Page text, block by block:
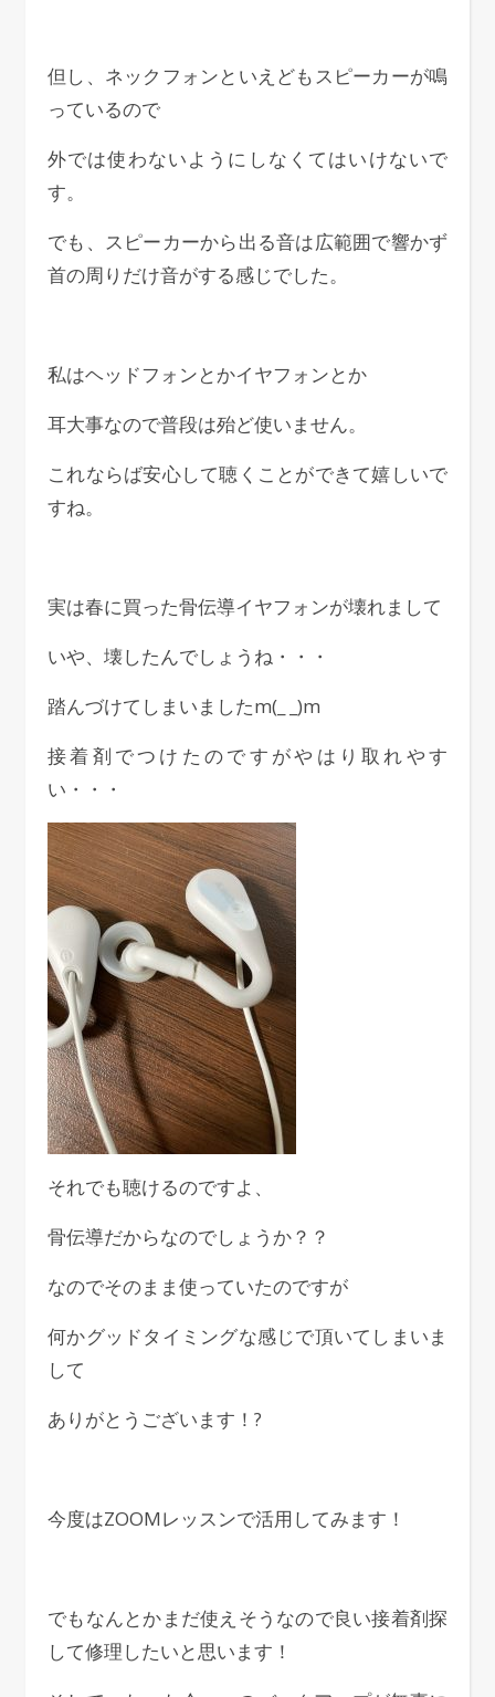
但し、ネックフォンといえどもスピーカーが鳴
っているので
外では使わないようにしなくてはいけないで
す。
でも、スピーカーから出る音は広範囲で響かず
首の周りだけ音がする感じでした。
私はヘッドフォンとかイヤフォンとか
耳大事なので普段は殆ど使いません。
これならば安心して聴くことができて嬉しいで
すね。
実は春に買った骨伝導イヤフォンが壊れまして
いや、壊したんでしょうね・・・
踏んづけてしまいましたm(_ _)m
接着剤でつけたのですがやはり取れやす
い・・・
それでも聴けるのですよ、
骨伝導だからなのでしょうか？？
なのでそのまま使っていたのですが
何かグッドタイミングな感じで頂いてしまいま
して
ありがとうございます！?
今度はZOOMレッスンで活用してみます！
でもなんとかまだ使えそうなので良い接着剤探
して修理したいと思います！